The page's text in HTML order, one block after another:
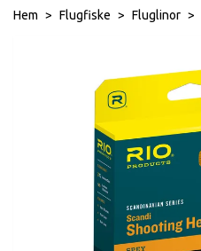
Hem Flugfiske Fluglinor